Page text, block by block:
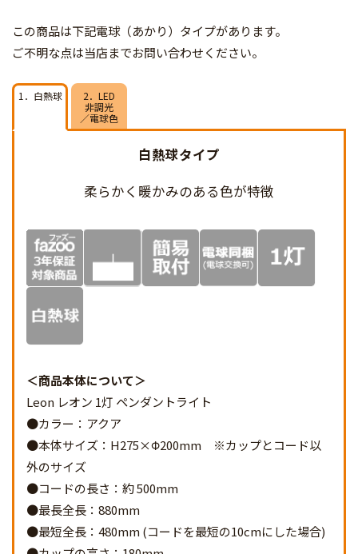
この商品は下記電球（あかり）タイプがあります。
ご不明な点は当店までお問い合わせください。
1．白熱球
2．LED
非調光
／電球色
白熱球タイプ
柔らかく暖かみのある色が特徴
商品本体について
Leon レオン 1灯 ペンダントライト
●カラー：アクア
●本体サイズ：H275×Φ200mm ※カップとコード以
外のサイズ
●コードの長さ：約 500mm
●最長全長：880mm
●最短全長：480mm (コードを最短の10cmにした場合)